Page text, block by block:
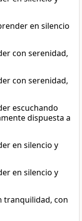
en silencio
con serenidad,
con serenidad,
escuchando
dispuesta a
en silencio y
en silencio y
tranquilidad, con